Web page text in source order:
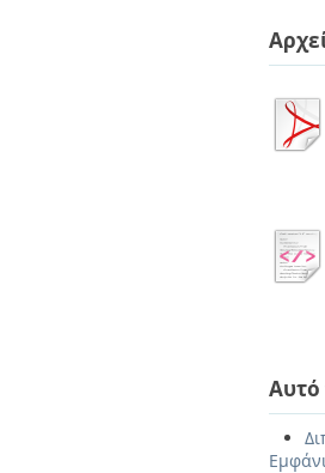
Αυτό